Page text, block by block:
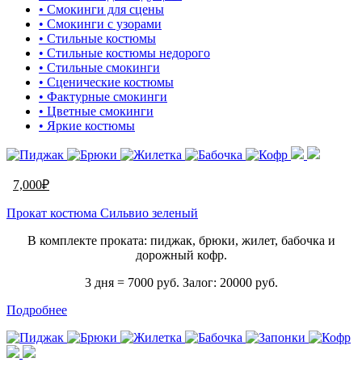
• Смокинги для сцены
• Смокинги с узорами
• Стильные костюмы
• Стильные костюмы недорого
• Стильные смокинги
• Сценические костюмы
• Фактурные смокинги
• Цветные смокинги
• Яркие костюмы
7,000₽
Прокат костюма Сильвио зеленый
В комплекте проката: пиджак, брюки, жилет, бабочка и
дорожный кофр.
3 дня = 7000 руб. Залог: 20000 руб.
Подробнее